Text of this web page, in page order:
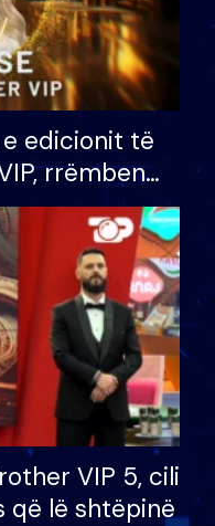
edicionit të
rrëmben
mijë eurosh
VIP 5, cili
që lë shtëpinë